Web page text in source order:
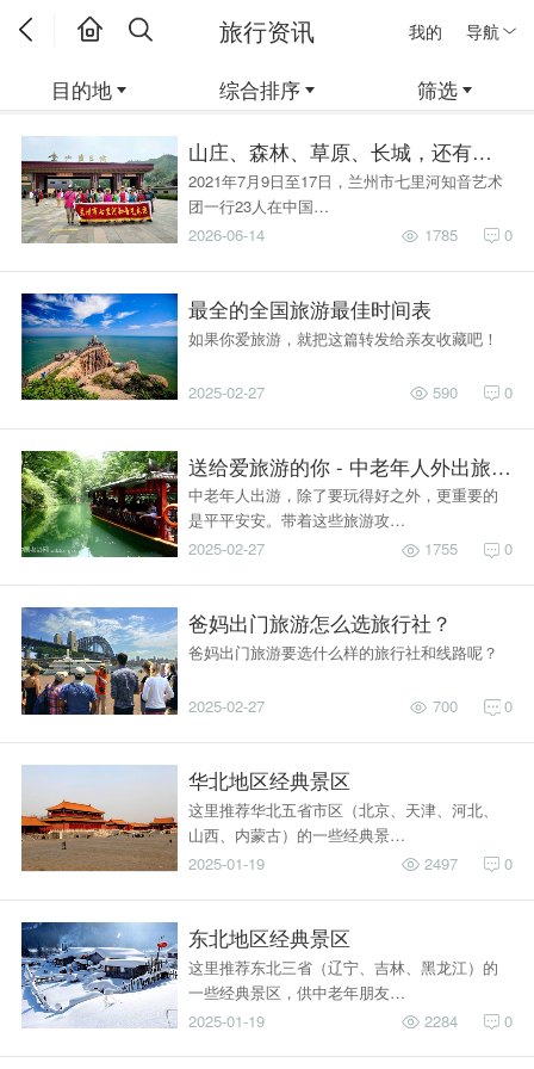
我的 导航
旅行资讯
目的地 综合排序 筛选
山庄、森林、草原、长城，还有首都
2021年7月9日至17日，兰州市七里河知音艺术
团一行23人在中国…
2026-06-14
0
1785
最全的全国旅游最佳时间表
如果你爱旅游，就把这篇转发给亲友收藏吧！
2025-02-27 0
590
送给爱旅游的你 - 中老年人外出旅游
中老年人出游，除了要玩得好之外，更重要的
是平平安安。带着这些旅游攻…
2025-02-27
0
1755
爸妈出门旅游怎么选旅行社？
爸妈出门旅游要选什么样的旅行社和线路呢？
2025-02-27 0
700
华北地区经典景区
这里推荐华北五省市区（北京、天津、河北、
山西、内蒙古）的一些经典景…
2025-01-19
0
2497
东北地区经典景区
这里推荐东北三省（辽宁、吉林、黑龙江）的
一些经典景区，供中老年朋友…
2025-01-19
0
2284